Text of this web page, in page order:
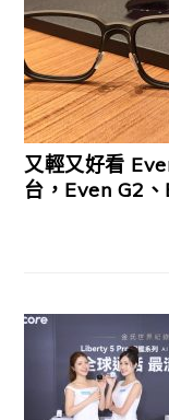
又輕又好看
台，Even G2